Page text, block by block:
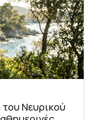
Νευρικού